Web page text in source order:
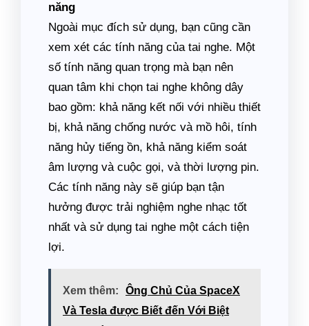
năng
Ngoài mục đích sử dụng, bạn cũng cần
xem xét các tính năng của tai nghe. Một
số tính năng quan trọng mà bạn nên
quan tâm khi chọn tai nghe không dây
bao gồm: khả năng kết nối với nhiều thiết
bị, khả năng chống nước và mồ hôi, tính
năng hủy tiếng ồn, khả năng kiểm soát
âm lượng và cuộc gọi, và thời lượng pin.
Các tính năng này sẽ giúp bạn tận
hưởng được trải nghiệm nghe nhạc tốt
nhất và sử dụng tai nghe một cách tiện
lợi.
Xem thêm:
Ông Chủ Của SpaceX
Và Tesla được Biết đến Với Biệt